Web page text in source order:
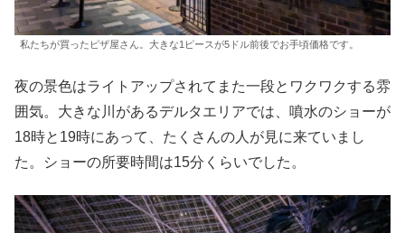
私たちが買ったピザ屋さん。大きな1ピースが5ドル前後でお手頃価格です。
夜の景色はライトアップされてまた一段とワクワクする雰
囲気。大きな川があるデルタエリアでは、噴水のショーが
18時と19時にあって、たくさんの人が見に来ていまし
た。ショーの所要時間は15分くらいでした。